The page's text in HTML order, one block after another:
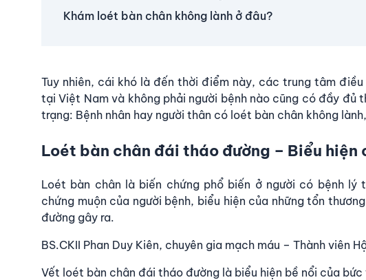
Khám loét bàn chân không lành ở đâu?
Tuy nhiên, cái khó là đến thời điểm này, các trung tâm
tại Việt Nam và không phải người bệnh nào cũng có đầy
trạng: Bệnh nhân hay người thân có loét bàn chân không
Loét bàn chân đái tháo đường – Biểu hiện
Loét bàn chân là biến chứng phổ biến ở người có bệnh lý
chứng muộn của người bệnh, biểu hiện của những tổn
đường gây ra.
BS.CKII Phan Duy Kiên, chuyên gia mạch máu – Thành viên
Vết loét bàn chân đái tháo đường là biểu hiện bề nổi của